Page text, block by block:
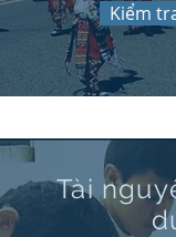
Kiểm
Tài